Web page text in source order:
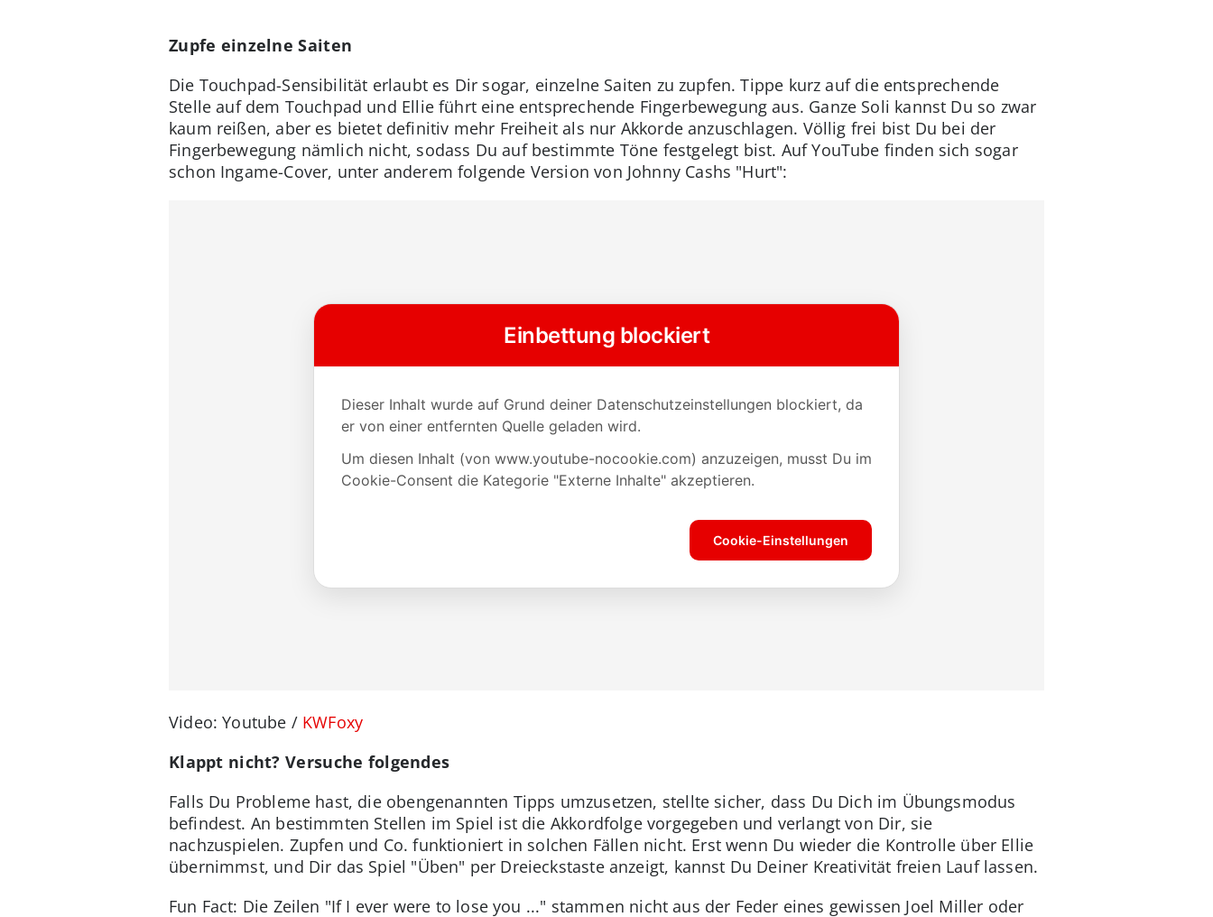
Zupfe einzelne Saiten
Die Touchpad-Sensibilität erlaubt es Dir sogar, einzelne Saiten zu zupfen. Tippe kurz auf die entsprechende
Stelle auf dem Touchpad und Ellie führt eine entsprechende Fingerbewegung aus. Ganze Soli kannst Du so zwar
kaum reißen, aber es bietet definitiv mehr Freiheit als nur Akkorde anzuschlagen. Völlig frei bist Du bei der
Fingerbewegung nämlich nicht, sodass Du auf bestimmte Töne festgelegt bist. Auf YouTube finden sich sogar
schon Ingame-Cover, unter anderem folgende Version von Johnny Cashs "Hurt":
Video: Youtube / KWFoxy
Klappt nicht? Versuche folgendes
Falls Du Probleme hast, die obengenannten Tipps umzusetzen, stellte sicher, dass Du Dich im Übungsmodus
befindest. An bestimmten Stellen im Spiel ist die Akkordfolge vorgegeben und verlangt von Dir, sie
nachzuspielen. Zupfen und Co. funktioniert in solchen Fällen nicht. Erst wenn Du wieder die Kontrolle über Ellie
übernimmst, und Dir das Spiel "Üben" per Dreieckstaste anzeigt, kannst Du Deiner Kreativität freien Lauf lassen.
Fun Fact: Die Zeilen "If I ever were to lose you ..." stammen nicht aus der Feder eines gewissen Joel Miller oder